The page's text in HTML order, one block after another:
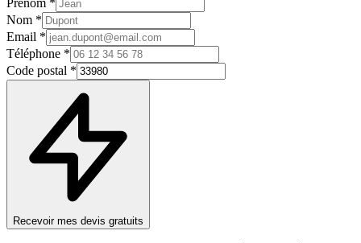
Prénom *
Nom *
Email *
Téléphone *
Code postal *
Recevoir mes devis gratuits